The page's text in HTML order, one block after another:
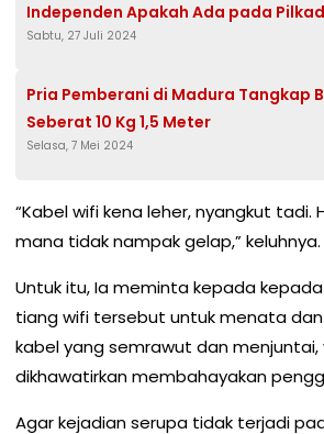
Independen Apakah Ada pada
Sabtu, 27 Juli 2024
Pria Pemberani di Madura Tangkap
Seberat 10 Kg 1,5 Meter
Selasa, 7 Mei 2024
“Kabel wifi kena leher, nyangkut tadi.
mana tidak nampak gelap,” keluhnya.
Untuk itu, Ia meminta kepada
tiang wifi tersebut untuk menata
kabel yang semrawut dan menjuntai,
dikhawatirkan membahayakan
Agar kejadian serupa tidak terjadi